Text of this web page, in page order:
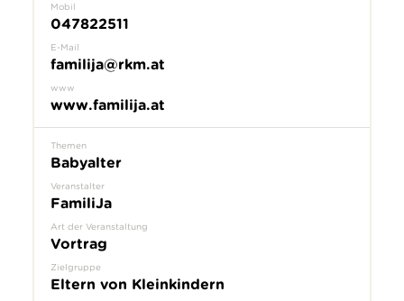
Mobil
047822511
E-Mail
familija@rkm.at
www
www.familija.at
Themen
Babyalter
Veranstalter
FamiliJa
Art der Veranstaltung
Vortrag
Zielgruppe
Eltern von Kleinkindern